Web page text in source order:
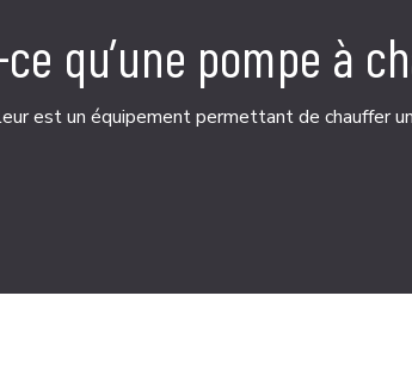
ce qu’une pompe à
est un équipement permettant de chauffer